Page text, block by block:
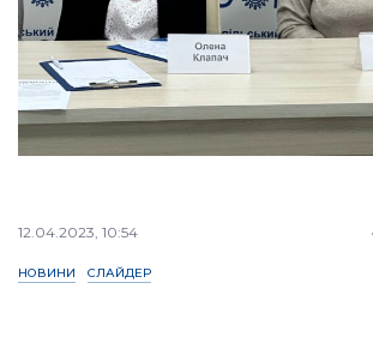
12.04.2023, 10:54
НОВИНИ СЛАЙДЕР